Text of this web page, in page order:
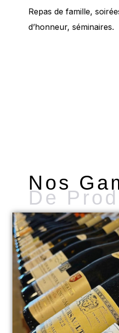
Repas de famille,
d’honneur, séminaires.
Nos
De